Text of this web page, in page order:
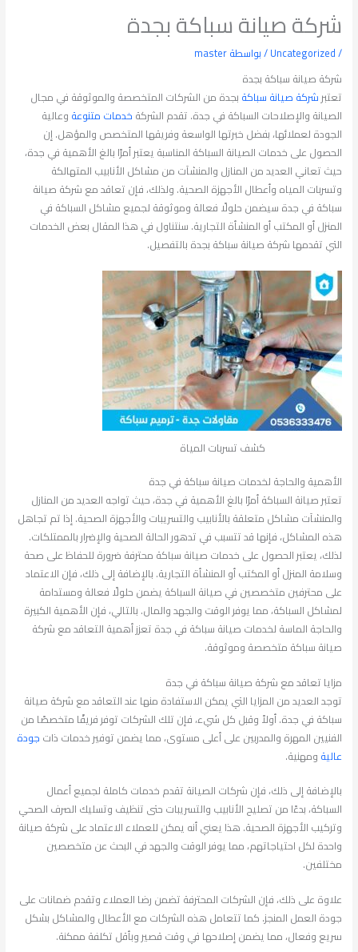
شركة صيانة سباكة بجدة
/
Uncategorized/ بواسطةmaster
شركة صيانة سباكة بجدة
تعتبرشركة صيانة سباكة بجدة من الشركات المتخصصة والموثوقة في مجال
الصيانة والإصلاحات السباكة في جدة. تقدم الشركة خدمات متنوعة وعالية
الجودة لعملائها، بفضل خبرتها الواسعة وفريقها المتخصص والمؤهل. إن
الحصول على خدمات الصيانة السباكة المناسبة يعتبر أمرًا بالغ الأهمية في جدة،
حيث تعاني العديد من المنازل والمنشآت من مشاكل الأنابيب المتهالكة
وتسربات المياه وأعطال الأجهزة الصحية. ولذلك، فإن تعاقد مع شركة صيانة
سباكة في جدة سيضمن حلولًا فعالة وموثوقة لجميع مشاكل السباكة في
المنزل أو المكتب أو المنشأة التجارية. سنتناول في هذا المقال بعض الخدمات
التي تقدمها شركة صيانة سباكة بجدة بالتفصيل.
كشف تسربات المياة
الأهمية والحاجة لخدمات صيانة سباكة في جدة
تعتبر صيانة السباكة أمرًا بالغ الأهمية في جدة، حيث تواجه العديد من المنازل
والمنشآت مشاكل متعلقة بالأنابيب والتسريبات والأجهزة الصحية. إذا تم تجاهل
هذه المشاكل، فإنها قد تتسبب في تدهور الحالة الصحية والإضرار بالممتلكات.
لذلك، يعتبر الحصول على خدمات صيانة سباكة محترفة ضرورة للحفاظ على صحة
وسلامة المنزل أو المكتب أو المنشأة التجارية. بالإضافة إلى ذلك، فإن الاعتماد
على محترفين متخصصين في صيانة السباكة يضمن حلولًا فعالة ومستدامة
لمشاكل السباكة، مما يوفر الوقت والجهد والمال. بالتالي، فإن الأهمية الكبيرة
والحاجة الماسة لخدمات صيانة سباكة في جدة تعزز أهمية التعاقد مع شركة
صيانة سباكة متخصصة وموثوقة.
مزايا تعاقد مع شركة صيانة سباكة في جدة
توجد العديد من المزايا التي يمكن الاستفادة منها عند التعاقد مع شركة صيانة
سباكة في جدة. أولاً وقبل كل شيء، فإن تلك الشركات توفر فريقًا متخصصًا من
الفنيين المهرة والمدربين على أعلى مستوى، مما يضمن توفير خدمات ذات جودة
عالية ومهنية.
بالإضافة إلى ذلك، فإن شركات الصيانة تقدم خدمات كاملة لجميع أعمال
السباكة، بدءًا من تصليح الأنابيب والتسريبات حتى تنظيف وتسليك الصرف الصحي
وتركيب الأجهزة الصحية. هذا يعني أنه يمكن للعملاء الاعتماد على شركة صيانة
واحدة لكل احتياجاتهم، مما يوفر الوقت والجهد في البحث عن متخصصين
مختلفين.
علاوة على ذلك، فإن الشركات المحترفة تضمن رضا العملاء وتقدم ضمانات على
جودة العمل المنجز. كما تتعامل هذه الشركات مع الأعطال والمشاكل بشكل
سريع وفعال، مما يضمن إصلاحها في وقت قصير وبأقل تكلفة ممكنة.